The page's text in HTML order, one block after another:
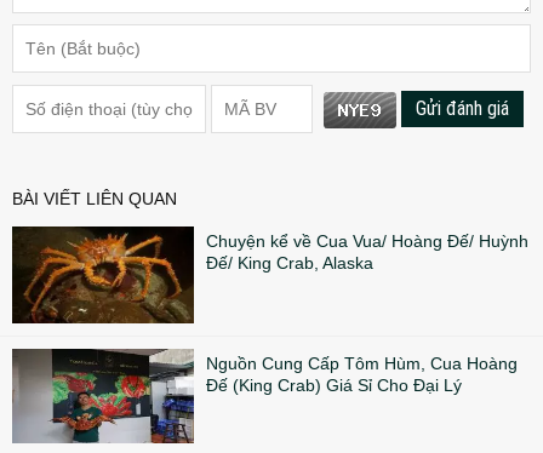
Gửi đánh giá
BÀI VIẾT LIÊN QUAN
Chuyện kể về Cua Vua/ Hoàng Đế/ Huỳnh
Đế/ King Crab, Alaska
Nguồn Cung Cấp Tôm Hùm, Cua Hoàng
Đế (King Crab) Giá Sỉ Cho Đại Lý